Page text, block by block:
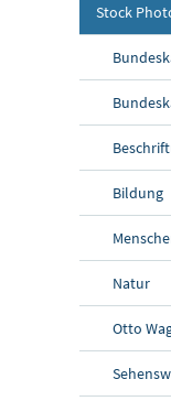
Stock
Bildung
Natur
Otto